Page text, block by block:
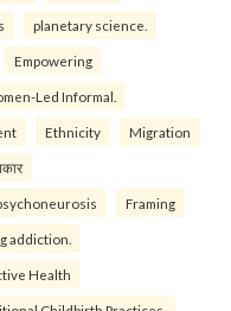
planetary science.
Empowering
Led Informal.
Ethnicity Migration
Framing
addiction.
Health